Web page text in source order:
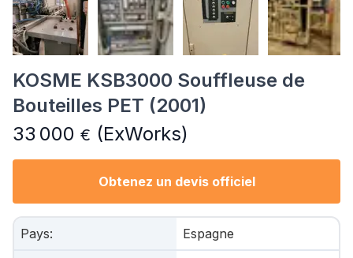
KOSME KSB3000 Souffleuse de
Bouteilles PET (2001)
33 000 € (ExWorks)
Obtenez un devis officiel
Pays: Espagne